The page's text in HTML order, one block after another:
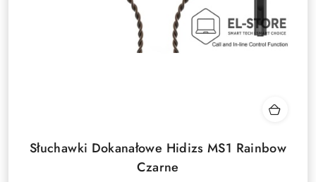
Słuchawki Dokanałowe Hidizs MS1 Rainbow
Czarne